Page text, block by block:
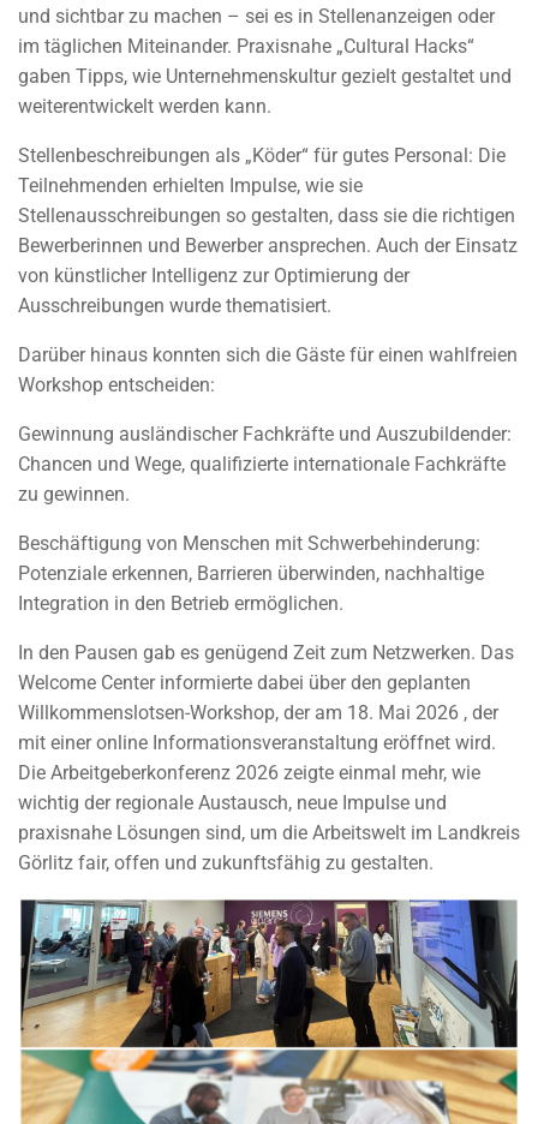
und sichtbar zu machen – sei es in Stellenanzeigen oder
im täglichen Miteinander. Praxisnahe „Cultural Hacks“
gaben Tipps, wie Unternehmenskultur gezielt gestaltet und
weiterentwickelt werden kann.
Stellenbeschreibungen als „Köder“ für gutes Personal: Die
Teilnehmenden erhielten Impulse, wie sie
Stellenausschreibungen so gestalten, dass sie die richtigen
Bewerberinnen und Bewerber ansprechen. Auch der Einsatz
von künstlicher Intelligenz zur Optimierung der
Ausschreibungen wurde thematisiert.
Darüber hinaus konnten sich die Gäste für einen wahlfreien
Workshop entscheiden:
Gewinnung ausländischer Fachkräfte und Auszubildender:
Chancen und Wege, qualifizierte internationale Fachkräfte
zu gewinnen.
Beschäftigung von Menschen mit Schwerbehinderung:
Potenziale erkennen, Barrieren überwinden, nachhaltige
Integration in den Betrieb ermöglichen.
In den Pausen gab es genügend Zeit zum Netzwerken. Das
Welcome Center informierte dabei über den geplanten
Willkommenslotsen-Workshop, der am 18. Mai 2026 , der
mit einer online Informationsveranstaltung eröffnet wird.
Die Arbeitgeberkonferenz 2026 zeigte einmal mehr, wie
wichtig der regionale Austausch, neue Impulse und
praxisnahe Lösungen sind, um die Arbeitswelt im Landkreis
Görlitz fair, offen und zukunftsfähig zu gestalten.